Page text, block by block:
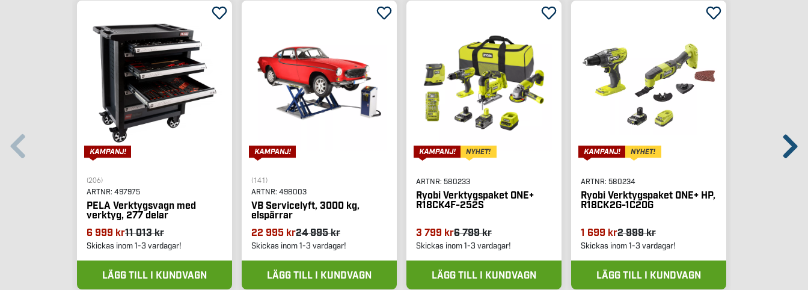
(206)
ARTNR: 497975
PELA Verktygsvagn med
verktyg, 277 delar
6 999 kr11 013 kr
Skickas inom 1-3 vardagar!
LÄGG TILL I KUNDVAGN
(141)
ARTNR: 498003
VB Servicelyft, 3000 kg,
elspärrar
22 995 kr24 995 kr
Skickas inom 1-3 vardagar!
LÄGG TILL I KUNDVAGN
ARTNR: 580233
Ryobi Verktygspaket ONE+
R18CK4F-252S
3 799 kr6 799 kr
Skickas inom 1-3 vardagar!
LÄGG TILL I KUNDVAGN
ARTNR: 580234
Ryobi Verktygspaket ONE+ HP,
R18CK2G-1C20G
1 699 kr2 999 kr
Skickas inom 1-3 vardagar!
LÄGG TILL I KUNDVAGN